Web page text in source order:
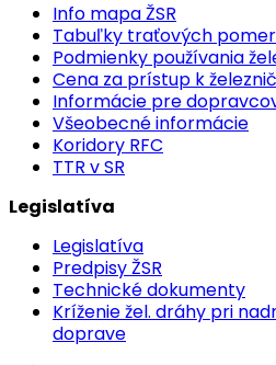
Info mapa ŽSR
Tabuľky traťových
Podmienky používania
Cena za prístup k
Informácie pre
Všeobecné informácie
Koridory RFC
TTR v SR
Legislatíva
Legislatíva
Predpisy ŽSR
Technické dokumenty
Kríženie žel. dráhy pri
doprave